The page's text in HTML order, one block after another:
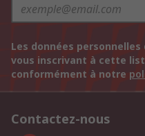
Les données
vous inscrivant à cette
conformément à notre
Contactez-nous